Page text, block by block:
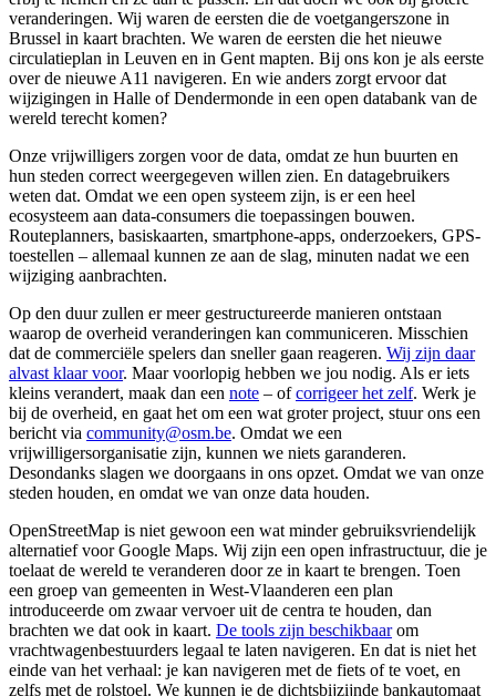
veranderingen. Wij waren de eersten die de voetgangerszone in
Brussel in kaart brachten. We waren de eersten die het nieuwe
circulatieplan in Leuven en in Gent mapten. Bij ons kon je als eerste
over de nieuwe A11 navigeren. En wie anders zorgt ervoor dat
wijzigingen in Halle of Dendermonde in een open databank van de
wereld terecht komen?
Onze vrijwilligers zorgen voor de data, omdat ze hun buurten en
hun steden correct weergegeven willen zien. En datagebruikers
weten dat. Omdat we een open systeem zijn, is er een heel
ecosysteem aan data-consumers die toepassingen bouwen.
Routeplanners, basiskaarten, smartphone-apps, onderzoekers, GPS-
toestellen – allemaal kunnen ze aan de slag, minuten nadat we een
wijziging aanbrachten.
Op den duur zullen er meer gestructureerde manieren ontstaan
waarop de overheid veranderingen kan communiceren. Misschien
dat de commerciële spelers dan sneller gaan reageren. Wij zijn daar
alvast klaar voor. Maar voorlopig hebben we jou nodig. Als er iets
kleins verandert, maak dan een note – ofcorrigeer het zelf. Werk je
bij de overheid, en gaat het om een wat groter project, stuur ons een
bericht via community@osm.be. Omdat we een
vrijwilligersorganisatie zijn, kunnen we niets garanderen.
Desondanks slagen we doorgaans in ons opzet. Omdat we van onze
steden houden, en omdat we van onze data houden.
OpenStreetMap is niet gewoon een wat minder gebruiksvriendelijk
alternatief voor Google Maps. Wij zijn een open infrastructuur, die je
toelaat de wereld te veranderen door ze in kaart te brengen. Toen
een groep van gemeenten in West-Vlaanderen een plan
introduceerde om zwaar vervoer uit de centra te houden, dan
brachten we dat ook in kaart. De tools zijn beschikbaarom
vrachtwagenbestuurders legaal te laten navigeren. En dat is niet het
einde van het verhaal: je kan navigeren met de fiets of te voet, en
zelfs met de rolstoel. We kunnen je de dichtsbijzijnde bankautomaat